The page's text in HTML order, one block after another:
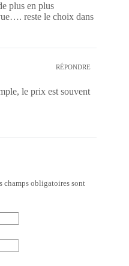
plus en plus
reste le choix dans
RÉPONDRE
le prix est souvent
champs obligatoires sont